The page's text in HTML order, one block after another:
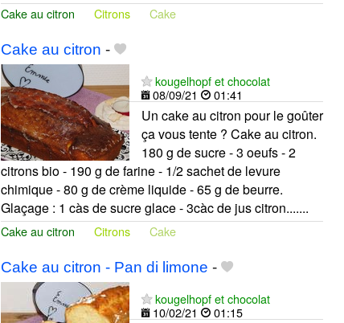
Cake au citron Citrons Cake
Cake au citron -
kougelhopf et chocolat
08/09/21
01:41
Un cake au citron pour le goûter
ça vous tente ? Cake au citron.
180 g de sucre - 3 oeufs - 2
citrons bio - 190 g de farine - 1/2 sachet de levure
chimique - 80 g de crème liquide - 65 g de beurre.
Glaçage : 1 càs de sucre glace - 3càc de jus citron.......
Cake au citron Citrons Cake
Cake au citron - Pan di limone -
kougelhopf et chocolat
10/02/21
01:15